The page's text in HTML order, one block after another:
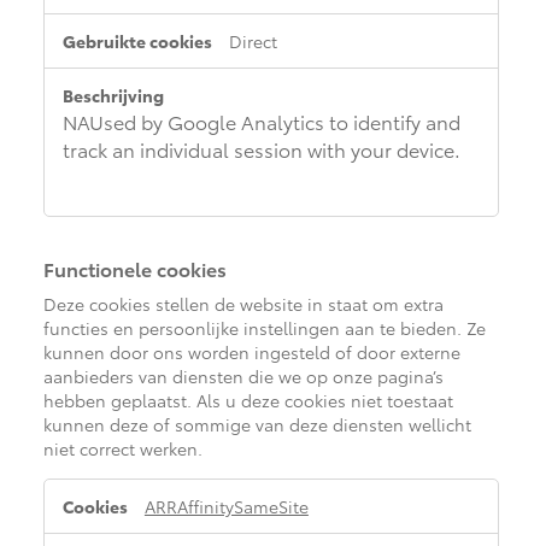
Direct
NAUsed by Google Analytics to identify and
track an individual session with your device.
Functionele cookies
Deze cookies stellen de website in staat om extra
functies en persoonlijke instellingen aan te bieden. Ze
kunnen door ons worden ingesteld of door externe
aanbieders van diensten die we op onze pagina’s
hebben geplaatst. Als u deze cookies niet toestaat
kunnen deze of sommige van deze diensten wellicht
niet correct werken.
cookies
ARRAffinitySameSite